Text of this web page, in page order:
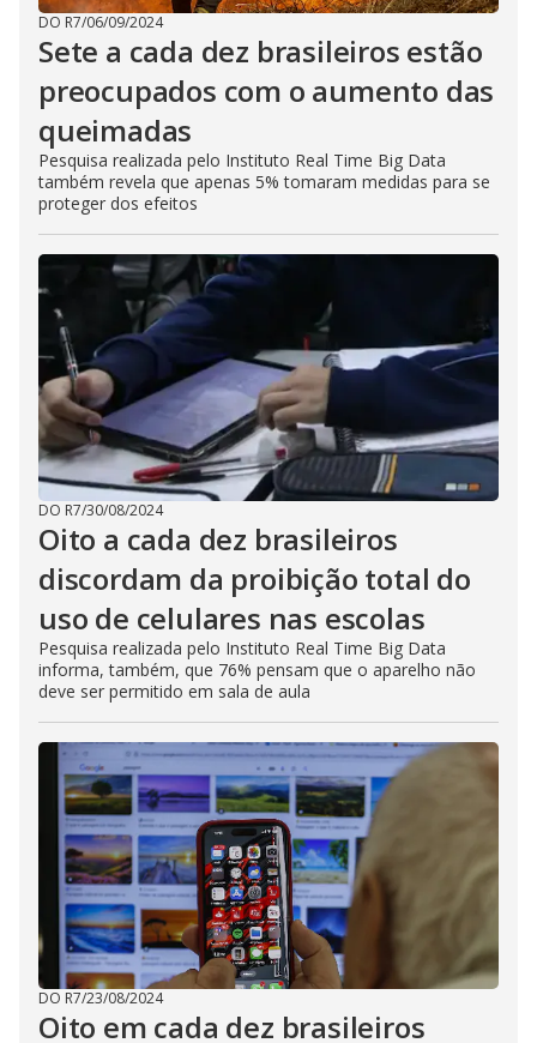
DO R7/06/09/2024
Sete a cada dez brasileiros estão
preocupados com o aumento das
queimadas
Pesquisa realizada pelo Instituto Real Time Big Data
também revela que apenas 5% tomaram medidas para se
proteger dos efeitos
DO R7/30/08/2024
Oito a cada dez brasileiros
discordam da proibição total do
uso de celulares nas escolas
Pesquisa realizada pelo Instituto Real Time Big Data
informa, também, que 76% pensam que o aparelho não
deve ser permitido em sala de aula
DO R7/23/08/2024
Oito em cada dez brasileiros